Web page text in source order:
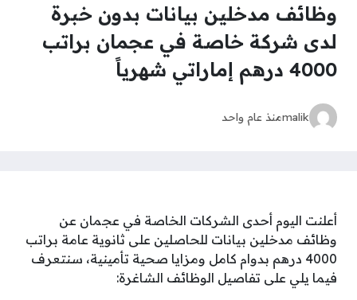
وظائف مدخلين بيانات بدون خبرة
لدى شركة خاصة في عجمان براتب
4000 درهم إماراتي شهرياً
malikمنذ عام واحد
أعلنت اليوم أحدى الشركات الخاصة في عجمان عن
وظائف مدخلين بيانات للحاصلين على ثانوية عامة براتب
4000 درهم بدوام كامل ومزايا صحية تأمينية، سنتعرف
فيما يلي على تفاصيل الوظائف الشاغرة: